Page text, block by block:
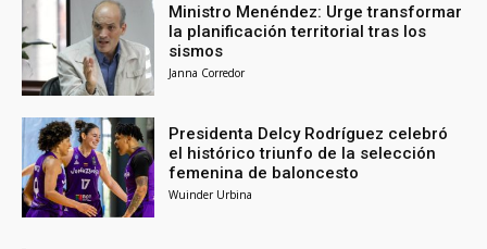
Ministro Menéndez: Urge transformar
la planificación territorial tras los
sismos
Janna Corredor
Presidenta Delcy Rodríguez celebró
el histórico triunfo de la selección
femenina de baloncesto
Wuinder Urbina